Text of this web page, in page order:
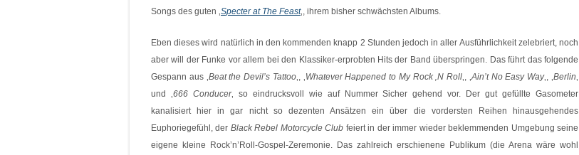
Songs des guten ‚Specter at The Feast‚, ihrem bisher schwächsten Albums.
Eben dieses wird natürlich in den kommenden knapp 2 Stunden jedoch in aller Ausführlichkeit zelebriert, noch
aber will der Funke vor allem bei den Klassiker-erprobten Hits der Band überspringen. Das führt das folgende
Gespann aus ‚Beat the Devil’s Tattoo‚, ‚Whatever Happened to My Rock ‚N Roll‚, ‚Ain’t No Easy Way‚, ‚Berlin‚
und ‚666 Conducer‚ so eindrucksvoll wie auf Nummer Sicher gehend vor. Der gut gefüllte Gasometer
kanalisiert hier in gar nicht so dezenten Ansätzen ein über die vordersten Reihen hinausgehendes
Euphoriegefühl, der Black Rebel Motorcycle Club feiert in der immer wieder beklemmenden Umgebung seine
eigene kleine Rock’n’Roll-Gospel-Zeremonie. Das zahlreich erschienene Publikum (die Arena wäre wohl